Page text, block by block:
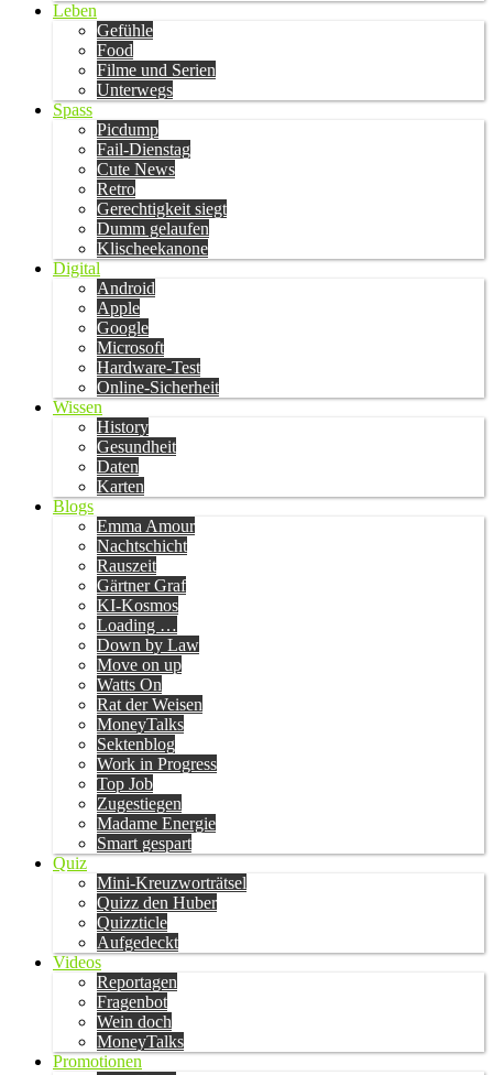
Leben
Gefühle
Food
Filme und Serien
Unterwegs
Spass
Picdump
Fail-Dienstag
Cute News
Retro
Gerechtigkeit siegt
Dumm gelaufen
Klischeekanone
Digital
Android
Apple
Google
Microsoft
Hardware-Test
Online-Sicherheit
Wissen
History
Gesundheit
Daten
Karten
Blogs
Emma Amour
Nachtschicht
Rauszeit
Gärtner Graf
KI-Kosmos
Loading …
Down by Law
Move on up
Watts On
Rat der Weisen
MoneyTalks
Sektenblog
Work in Progress
Top Job
Zugestiegen
Madame Energie
Smart gespart
Quiz
Mini-Kreuzworträtsel
Quizz den Huber
Quizzticle
Aufgedeckt
Videos
Reportagen
Fragenbot
Wein doch
MoneyTalks
Promotionen